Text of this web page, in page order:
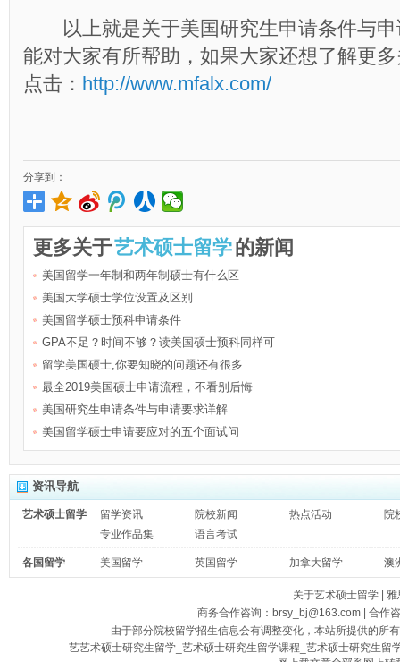
以上就是关于美国研究生申请条件与申
能对大家有所帮助，如果大家还想了解更
点击： http://www.mfalx.com/
分享到：
更多关于艺术硕士留学的新闻
美国留学一年制和两年制硕士有什么区
美国大学硕士学位设置及区别
美国留学硕士预科申请条件
GPA不足？时间不够？读美国硕士预科同样可
留学美国硕士,你要知晓的问题还有很多
最全2019美国硕士申请流程，不看别后悔
美国研究生申请条件与申请要求详解
美国留学硕士申请要应对的五个面试问
资讯导航
艺术硕士留学 留学资讯 院校新闻 热点活动
院
专业作品集
语言考试
各国留学 美国留学 英国留学 加拿大留学 澳
关于艺术硕士留学
雅
商务合作咨询：brsy_bj@163.com | 合作
由于部分院校留学招生信息会有调整变化，本站所提供的所
艺艺术硕士研究生留学_艺术硕士研究生留学课程_艺术硕士研究生